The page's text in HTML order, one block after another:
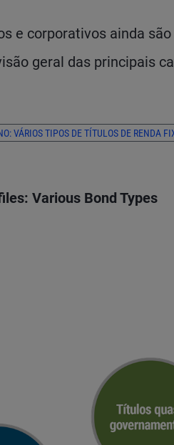
e corporativos ainda
geral das principais
VÁRIOS TIPOS DE TÍTULOS DE RENDA
Various Bond Types